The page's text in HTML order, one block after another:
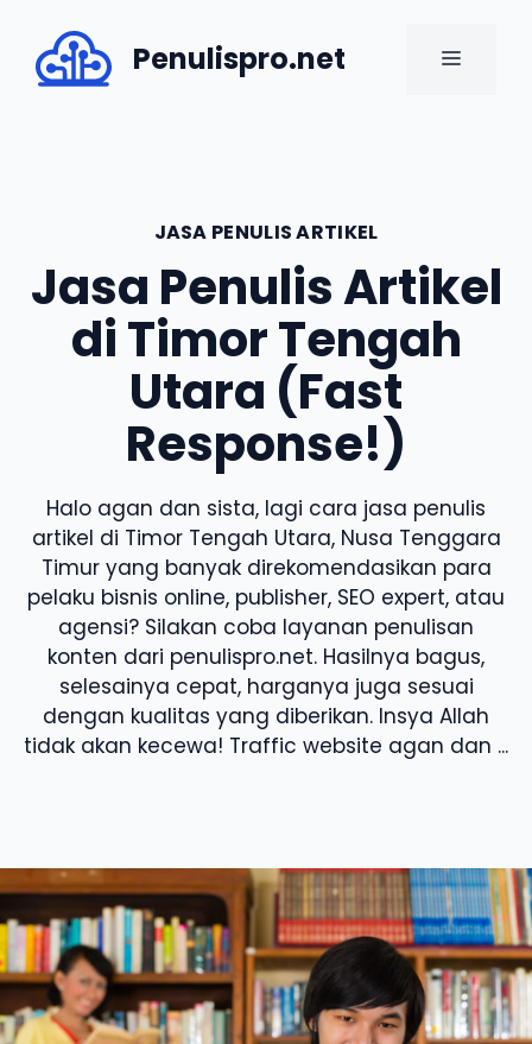
content
Penulispro.net MENU
JASA PENULIS ARTIKEL
Jasa Penulis Artikel
di Timor Tengah
Utara (Fast
Response!)
Halo agan dan sista, lagi cara jasa penulis
artikel di Timor Tengah Utara, Nusa Tenggara
Timur yang banyak direkomendasikan para
pelaku bisnis online, publisher, SEO expert, atau
agensi? Silakan coba layanan penulisan
konten dari penulispro.net. Hasilnya bagus,
selesainya cepat, harganya juga sesuai
dengan kualitas yang diberikan. Insya Allah
tidak akan kecewa! Traffic website agan dan ...